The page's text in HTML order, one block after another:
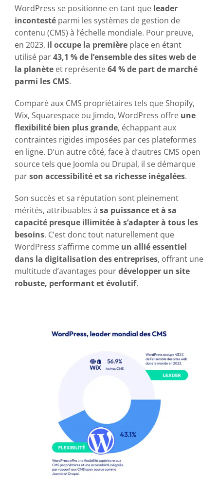
WordPress se positionne en tant que leader
incontestéparmi les systèmes de gestion de
contenu (CMS) à l’échelle mondiale. Pour preuve,
en 2023, il occupe la premièreplace en étant
utilisé par43,1 % de l’ensemble des sites web de
la planèteet représente64 % de part de marché
parmi les CMS.
Comparé aux CMS propriétaires tels que Shopify,
Wix, Squarespace ou Jimdo, WordPress offre une
flexibilité bien plus grande, échappant aux
contraintes rigides imposées par ces plateformes
en ligne. D’un autre côté, face à d’autres CMS open
source tels que Joomla ou Drupal, il se démarque
parson accessibilité et sa richesse inégalées.
Son succès et sa réputation sont pleinement
mérités, attribuables à sa puissance et à sa
capacité presque illimitée à s’adapter à tous les
besoins. C’est donc tout naturellement que
WordPress s’affirme comme un allié essentiel
dans la digitalisation des entreprises, offrant une
multitude d’avantages pourdévelopper un site
robuste, performant et évolutif.